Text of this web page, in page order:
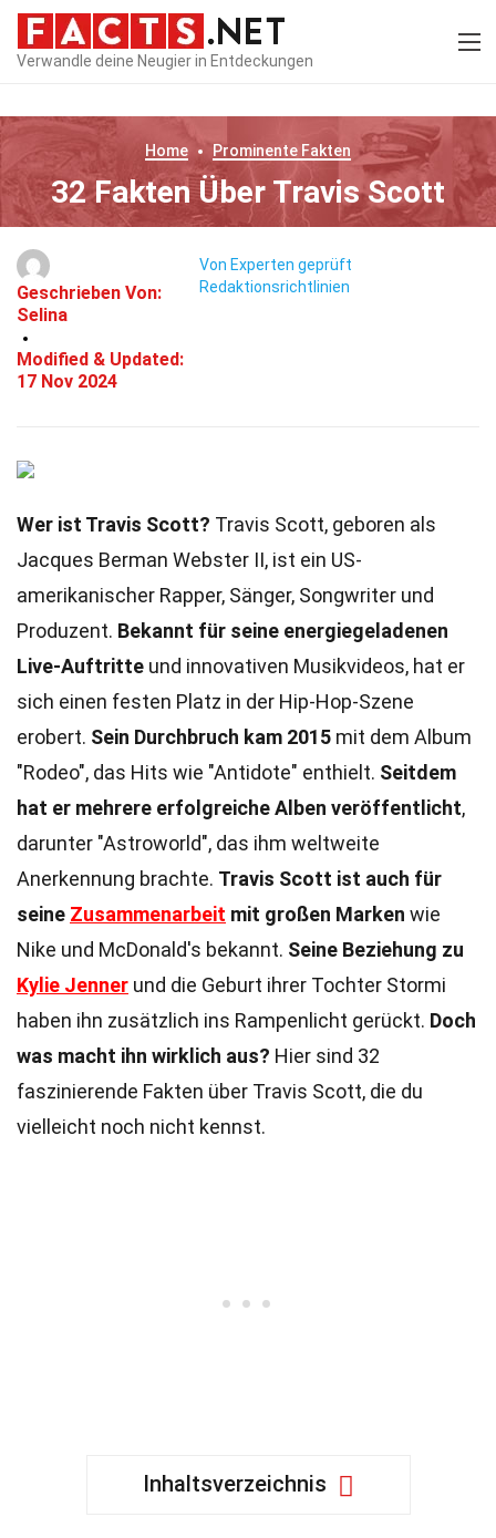
Verwandle deine Neugier in Entdeckungen
Home Prominente Fakten
32 Fakten Über Travis Scott
Geschrieben Von:
Selina
Modified & Updated:
17 Nov 2024
Von Experten geprüft
Redaktionsrichtlinien
Wer ist Travis Scott? Travis Scott, geboren als
Jacques Berman Webster II, ist ein US-
amerikanischer Rapper, Sänger, Songwriter und
Produzent. Bekannt für seine energiegeladenen
Live-Auftritte und innovativen Musikvideos, hat er
sich einen festen Platz in der Hip-Hop-Szene
erobert. Sein Durchbruch kam 2015 mit dem Album
"Rodeo", das Hits wie "Antidote" enthielt. Seitdem
hat er mehrere erfolgreiche Alben veröffentlicht,
darunter "Astroworld", das ihm weltweite
Anerkennung brachte. Travis Scott ist auch für
seine Zusammenarbeit mit großen Marken wie
Nike und McDonald's bekannt. Seine Beziehung zu
Kylie Jenner und die Geburt ihrer Tochter Stormi
haben ihn zusätzlich ins Rampenlicht gerückt. Doch
was macht ihn wirklich aus? Hier sind 32
faszinierende Fakten über Travis Scott, die du
vielleicht noch nicht kennst.
Inhaltsverzeichnis